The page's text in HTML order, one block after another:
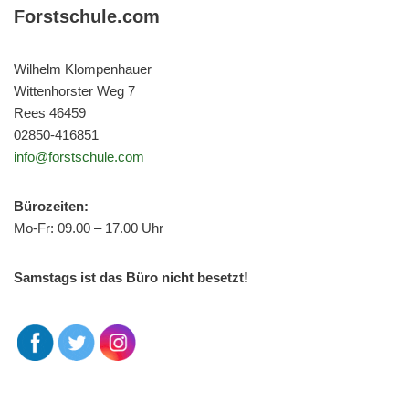
Forstschule.com
Wilhelm Klompenhauer
Wittenhorster Weg 7
Rees 46459
02850-416851
info@forstschule.com
Bürozeiten:
Mo-Fr: 09.00 – 17.00 Uhr
Samstags ist das Büro nicht besetzt!